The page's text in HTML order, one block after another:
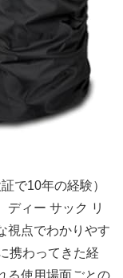
で10年の経験）
ディー サック リ
視点でわかりやす
携わってきた経
る使用場面ごとの